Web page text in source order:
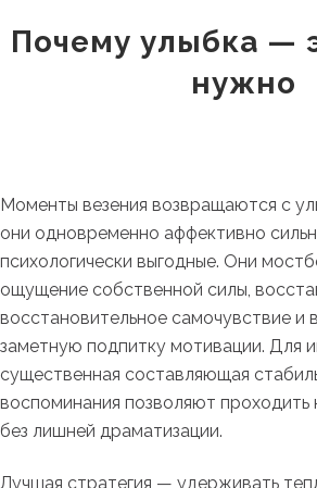
Почему улыбка —
нужно
Моменты везения возвращаются с
они одновременно аффективно
психологически выгодные. Они
ощущение собственной силы,
восстановительное самочувствие и
заметную подпитку мотивации. Для
существенная составляющая
воспоминания позволяют проходить
без лишней драматизации.
Лучшая стратегия — удерживать